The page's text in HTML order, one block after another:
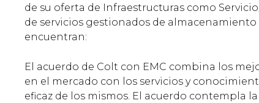
de su oferta de Infraestructuras como
de servicios gestionados de almacenamiento
encuentran:
El acuerdo de Colt con EMC combina los
en el mercado con los servicios y
eficaz de los mismos. El acuerdo contempla